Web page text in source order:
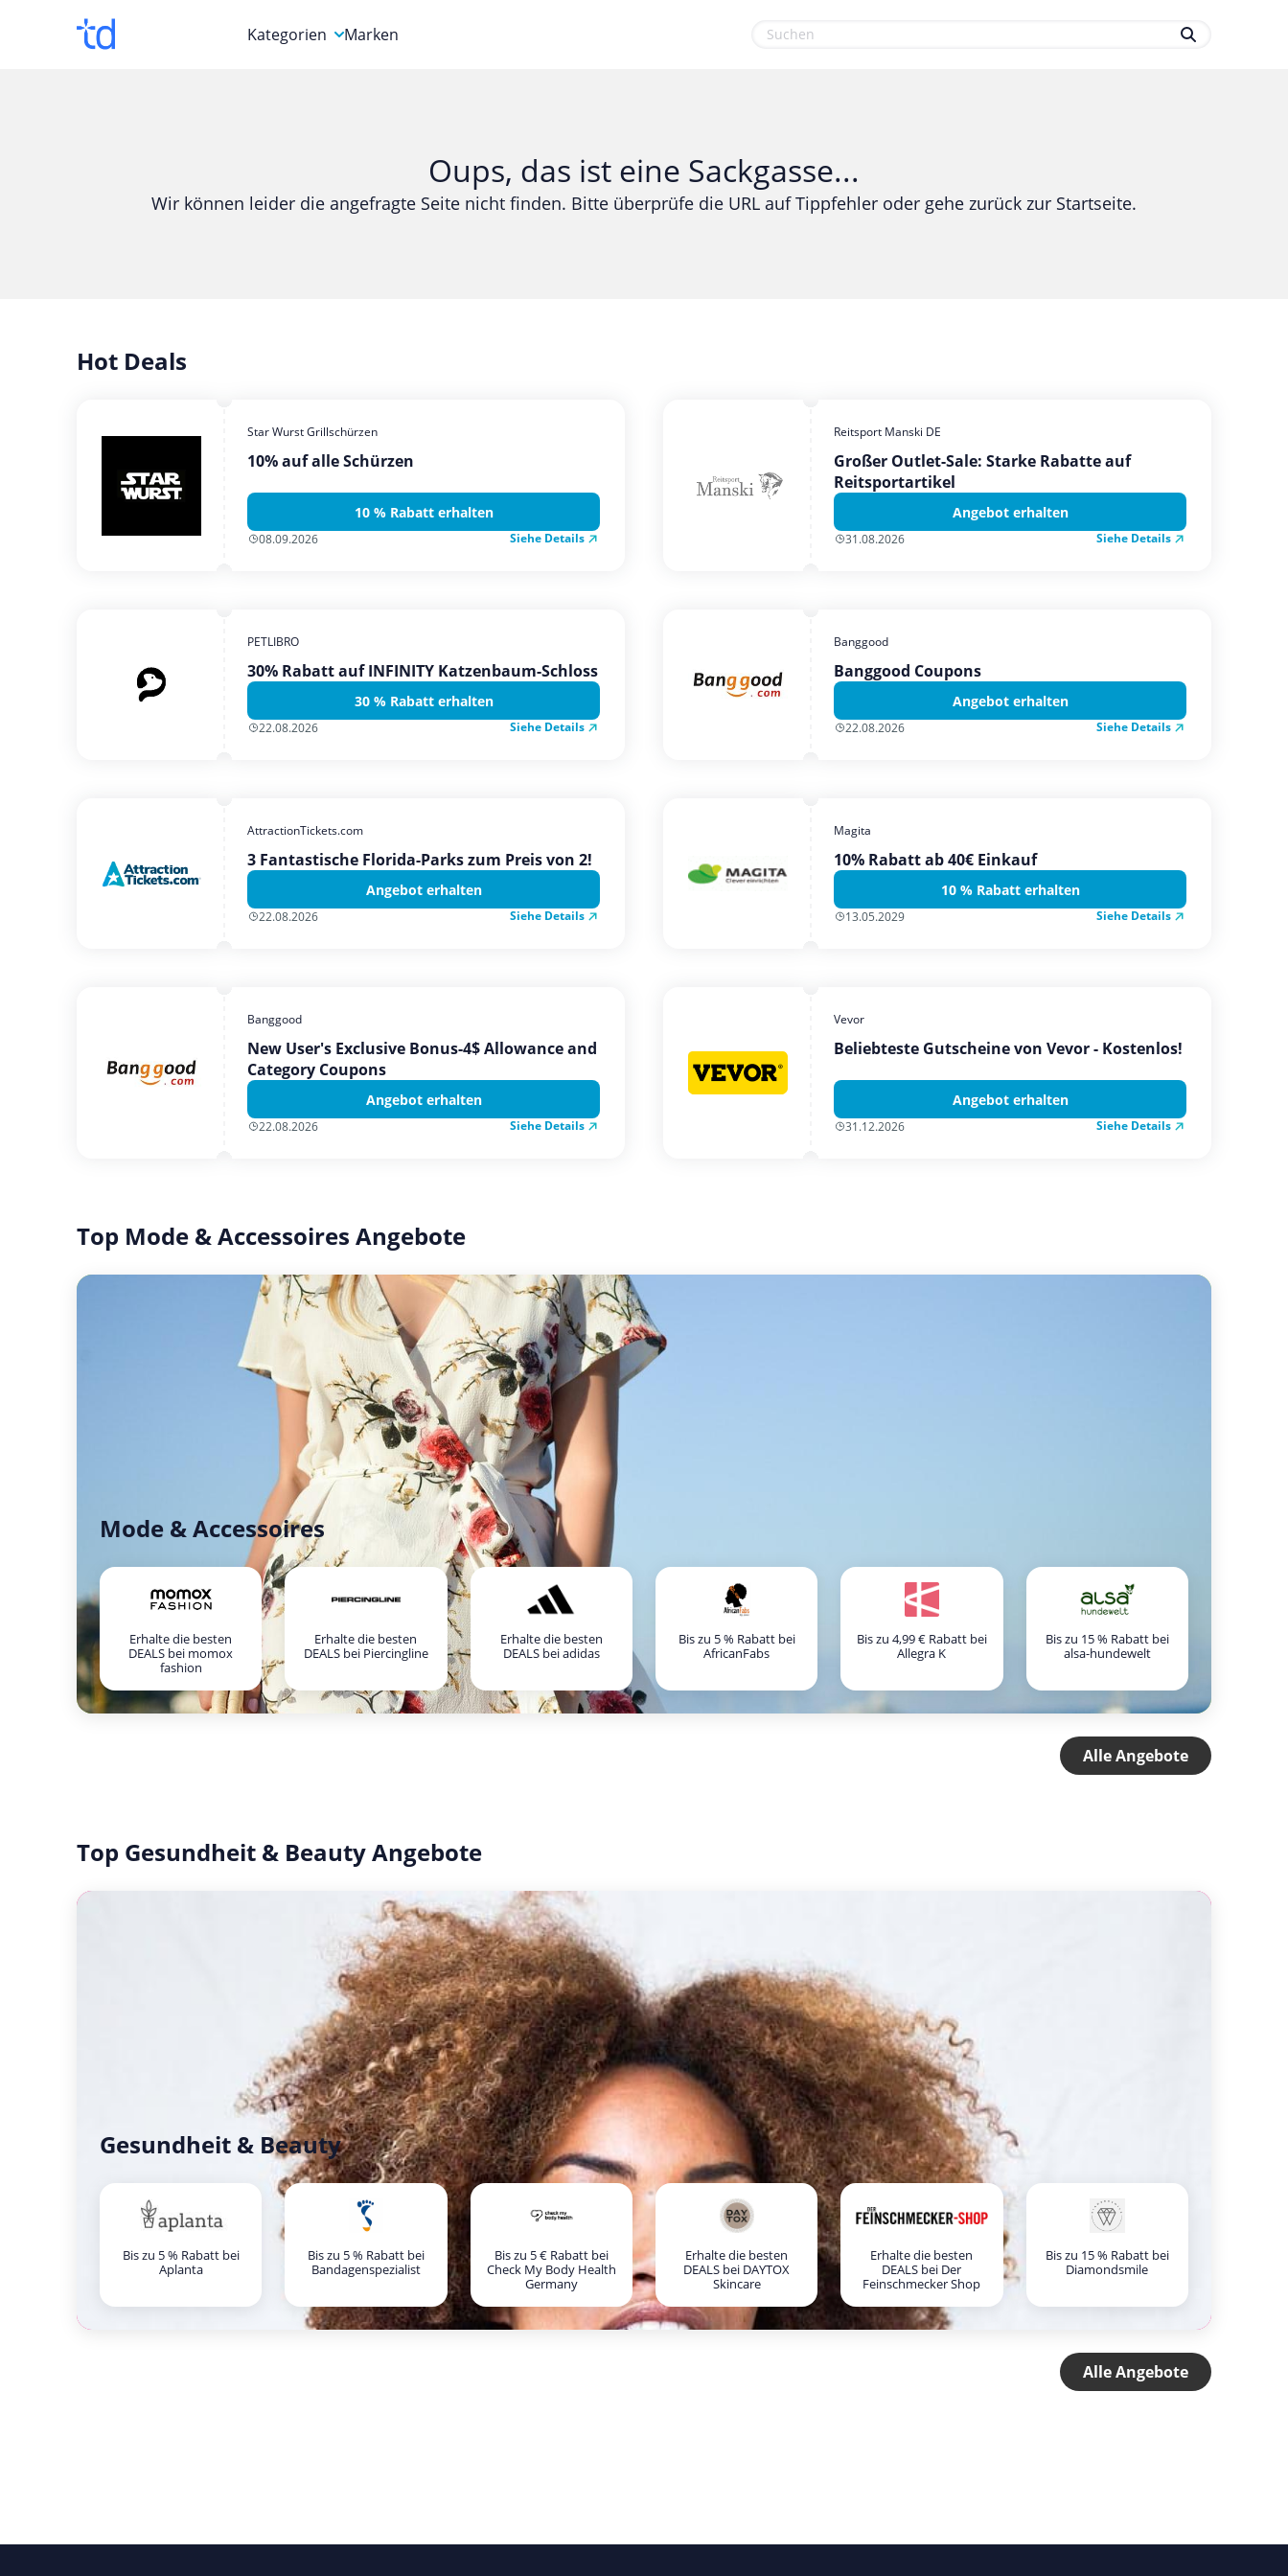
Kategorien
Computer & Elektronik
Gesundheit & Beauty
Mobilfunk & Internet
Marken
Oups, das ist eine Sackgasse...
Wir können leider die angefragte Seite nicht finden. Bitte überprüfe die URL auf Tippfehler oder gehe zurück zur Startseite.
Hot Deals
Star Wurst Grillschürzen
10% auf alle Schürzen
10 % Rabatt erhalten
08.09.2026 Siehe Details
Reitsport Manski DE
Großer Outlet-Sale: Starke Rabatte auf
Reitsportartikel
Angebot erhalten
31.08.2026 Siehe Details
PETLIBRO
30% Rabatt auf INFINITY Katzenbaum-Schloss
30 % Rabatt erhalten
22.08.2026 Siehe Details
Banggood
Banggood Coupons
Angebot erhalten
22.08.2026 Siehe Details
AttractionTickets.com
3 Fantastische Florida-Parks zum Preis von 2!
Angebot erhalten
22.08.2026 Siehe Details
Magita
10% Rabatt ab 40€ Einkauf
10 % Rabatt erhalten
13.05.2029 Siehe Details
Banggood
New User's Exclusive Bonus-4$ Allowance and
Category Coupons
Angebot erhalten
22.08.2026 Siehe Details
Vevor
Beliebteste Gutscheine von Vevor - Kostenlos!
Angebot erhalten
31.12.2026 Siehe Details
Top Mode & Accessoires Angebote
Mode & Accessoires
Erhalte die besten
DEALS bei momox
fashion
Erhalte die besten
DEALS bei Piercingline
Erhalte die besten
DEALS bei adidas
Bis zu 5 % Rabatt bei
AfricanFabs
Bis zu 4,99 € Rabatt bei
Allegra K
Bis zu 15 % Rabatt bei
alsa-hundewelt
Alle Angebote
Top Gesundheit & Beauty Angebote
Gesundheit & Beauty
Bis zu 5 % Rabatt bei
Aplanta
Bis zu 5 % Rabatt bei
Bandagenspezialist
Bis zu 5 € Rabatt bei
Check My Body Health
Germany
Erhalte die besten
DEALS bei DAYTOX
Skincare
Erhalte die besten
DEALS bei Der
Feinschmecker Shop
Bis zu 15 % Rabatt bei
Diamondsmile
Alle Angebote